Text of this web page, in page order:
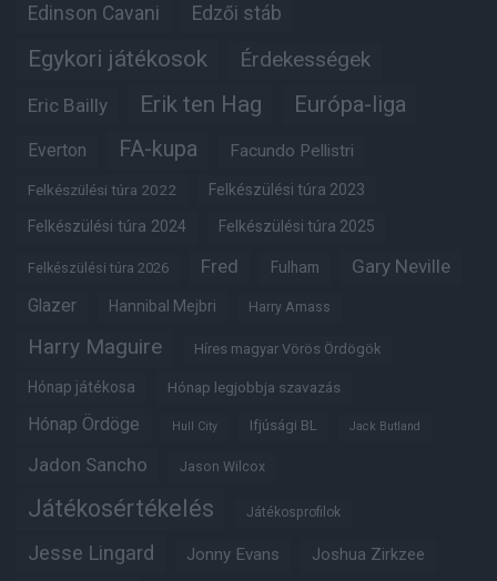
Edinson Cavani Edzői stáb
Egykori játékosok Érdekességek
Eric Bailly Erik ten Hag Európa-liga
Everton FA-kupa Facundo Pellistri
Felkészülési túra 2022 Felkészülési túra 2023
Felkészülési túra 2024 Felkészülési túra 2025
Felkészülési túra 2026 Fred Fulham Gary Neville
Glazer Hannibal Mejbri Harry Amass
Harry Maguire Híres magyar Vörös Ördögök
Hónap játékosa Hónap legjobbja szavazás
Hónap Ördöge Hull City Ifjúsági BL Jack Butland
Jadon Sancho Jason Wilcox
Játékosértékelés Játékosprofilok
Jesse Lingard Jonny Evans Joshua Zirkzee